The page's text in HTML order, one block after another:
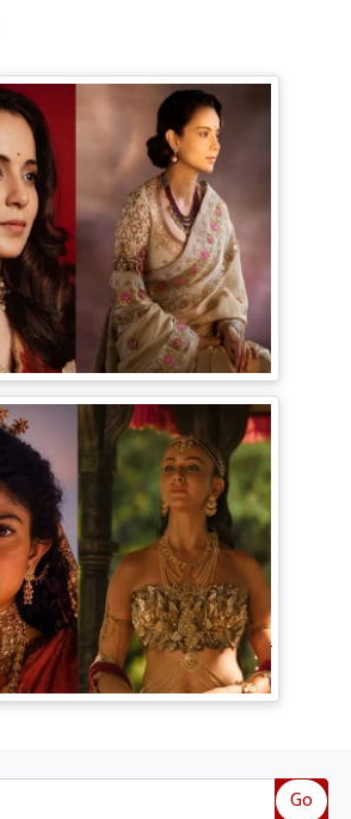
Gossip: Gen Z को 'गटरछाप'
Ranaut के बदले सुर, दी
Age में जीने की सीख
Trailer: सीता से ज्यादा Rakul
की चर्चा, Shurpanakha के लुक
ने लूटी महफिल
Go